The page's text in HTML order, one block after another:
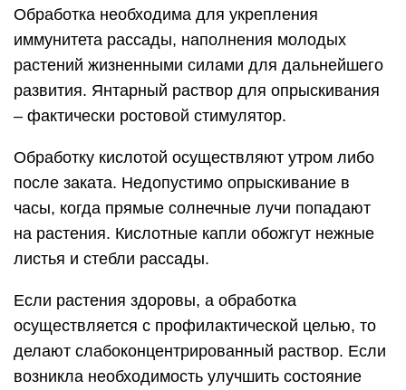
Обработка необходима для укрепления
иммунитета рассады, наполнения молодых
растений жизненными силами для дальнейшего
развития. Янтарный раствор для опрыскивания
– фактически ростовой стимулятор.
Обработку кислотой осуществляют утром либо
после заката. Недопустимо опрыскивание в
часы, когда прямые солнечные лучи попадают
на растения. Кислотные капли обожгут нежные
листья и стебли рассады.
Если растения здоровы, а обработка
осуществляется с профилактической целью, то
делают слабоконцентрированный раствор. Если
возникла необходимость улучшить состояние